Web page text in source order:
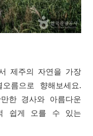
제주의 자연을 가장
름으로 향해보세요.
한 경사와 아름다운
쉽게 오를 수 있는